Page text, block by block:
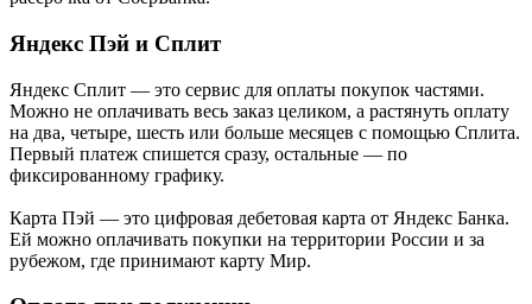
Яндекс Пэй и Сплит
Яндекс Cплит — это сервис для оплаты покупок частями.
Можно не оплачивать весь заказ целиком, а растянуть оплату
на два, четыре, шесть или больше месяцев с помощью Сплита.
Первый платеж спишется сразу, остальные — по
фиксированному графику.
Карта Пэй — это цифровая дебетовая карта от Яндекс Банка.
Ей можно оплачивать покупки на территории России и за
рубежом, где принимают карту Мир.